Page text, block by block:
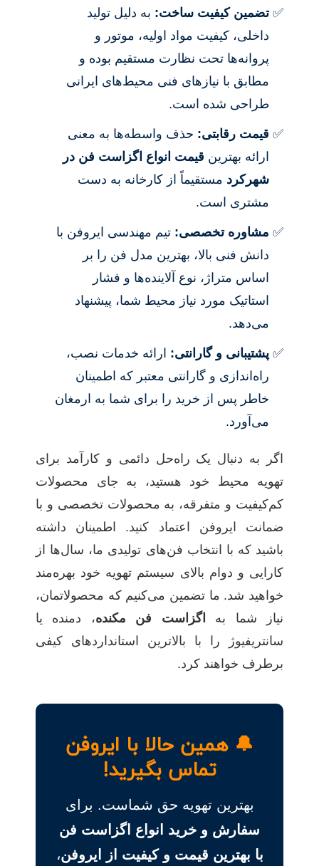
تضمین کیفیت ساخت: به دلیل تولید
داخلی، کیفیت مواد اولیه، موتور و
پروانه‌ها تحت نظارت مستقیم بوده و
مطابق با نیازهای فنی محیط‌های ایرانی
طراحی شده است.
قیمت رقابتی: حذف واسطه‌ها به معنی
ارائه بهترین قیمت انواع اگزاست فن در
شهرکرد مستقیماً از کارخانه به دست
مشتری است.
مشاوره تخصصی: تیم مهندسی ایروفن با
دانش فنی بالا، بهترین مدل فن را بر
اساس متراژ، نوع آلاینده‌ها و فشار
استاتیک مورد نیاز محیط شما، پیشنهاد
می‌دهد.
پشتیبانی و گارانتی: ارائه خدمات نصب،
راه‌اندازی و گارانتی معتبر که اطمینان
خاطر پس از خرید را برای شما به ارمغان
می‌آورد.
اگر به دنبال یک راه‌حل دائمی و کارآمد برای
تهویه محیط خود هستید، به جای محصولات
کم‌کیفیت و متفرقه، به محصولات تخصصی و با
ضمانت ایروفن اعتماد کنید. اطمینان داشته
باشید که با انتخاب فن‌های تولیدی ما، سال‌ها از
کارایی و دوام بالای سیستم تهویه خود بهره‌مند
خواهید شد. ما تضمین می‌کنیم که محصولاتمان،
نیاز شما به
اگزاست فن مکنده، دمنده یا
سانتریفیوژ را با بالاترین استانداردهای کیفی
برطرف خواهند کرد.
🔔 همین حالا با ایروفن
تماس بگیرید!
بهترین تهویه حق شماست. برای
سفارش و خرید انواع اگزاست فن
با بهترین قیمت و کیفیت از ایروفن،